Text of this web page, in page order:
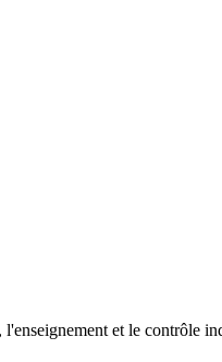
et le contrôle